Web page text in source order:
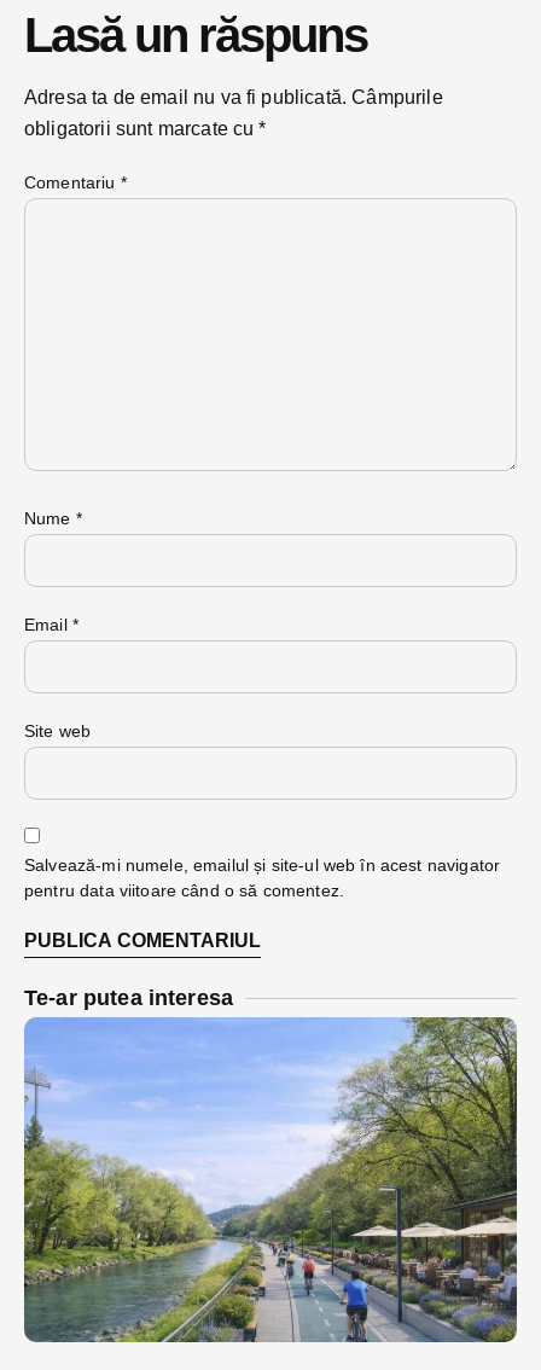
Lasă un răspuns
Adresa ta de email nu va fi publicată. Câmpurile
obligatorii sunt marcate cu*
Comentariu *
Nume *
Email *
Site web
Salvează-mi numele, emailul și site-ul web în acest navigator
pentru data viitoare când o să comentez.
Te-ar putea interesa